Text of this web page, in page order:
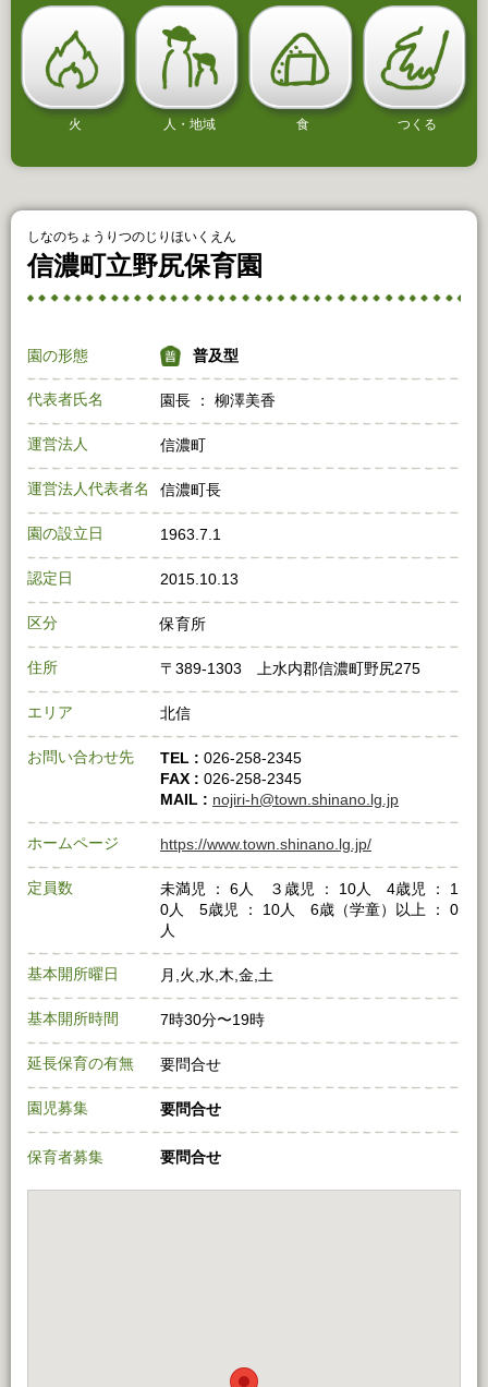
火 人・地域 食 つくる
しなのちょうりつのじりほいくえん
信濃町立野尻保育園
園の形態 普及型
代表者氏名 園長 ： 柳澤美香
運営法人 信濃町
運営法人代表者名 信濃町長
園の設立日 1963.7.1
認定日 2015.10.13
区分 保育所
住所 〒389-1303 上水内郡信濃町野尻275
エリア 北信
お問い合わせ先 TEL : 026-258-2345
FAX : 026-258-2345
MAIL : nojiri-h@town.shinano.lg.jp
ホームページ https://www.town.shinano.lg.jp/
定員数
未満児 ： 6人 ３歳児 ： 10人 4歳児 ： 1
0人 5歳児 ： 10人 6歳（学童）以上 ： 0
人
基本開所曜日 月,火,水,木,金,土
基本開所時間 7時30分〜19時
延長保育の有無 要問合せ
園児募集 要問合せ
保育者募集 要問合せ